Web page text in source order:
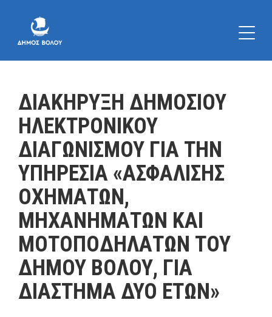
ΔΙΑΚΗΡΥΞΗ ΔΗΜΟΣΙΟΥ
ΗΛΕΚΤΡΟΝΙΚΟΥ
ΔΙΑΓΩΝΙΣΜΟΥ ΓΙΑ ΤΗΝ
ΥΠΗΡΕΣΙΑ «ΑΣΦΑΛΙΣΗΣ
ΟΧΗΜΑΤΩΝ,
ΜΗΧΑΝΗΜΑΤΩΝ ΚΑΙ
ΜΟΤΟΠΟΔΗΛΑΤΩΝ ΤΟΥ
ΔΗΜΟΥ ΒΟΛΟΥ, ΓΙΑ
ΔΙΑΣΤΗΜΑ ΔΥΟ ΕΤΩΝ»